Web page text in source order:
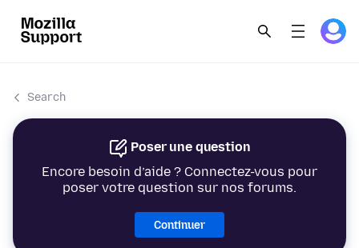
Search
Poser une question
Encore besoin d’aide ? Connectez-vous pour
poser votre question sur nos forums.
Continuer